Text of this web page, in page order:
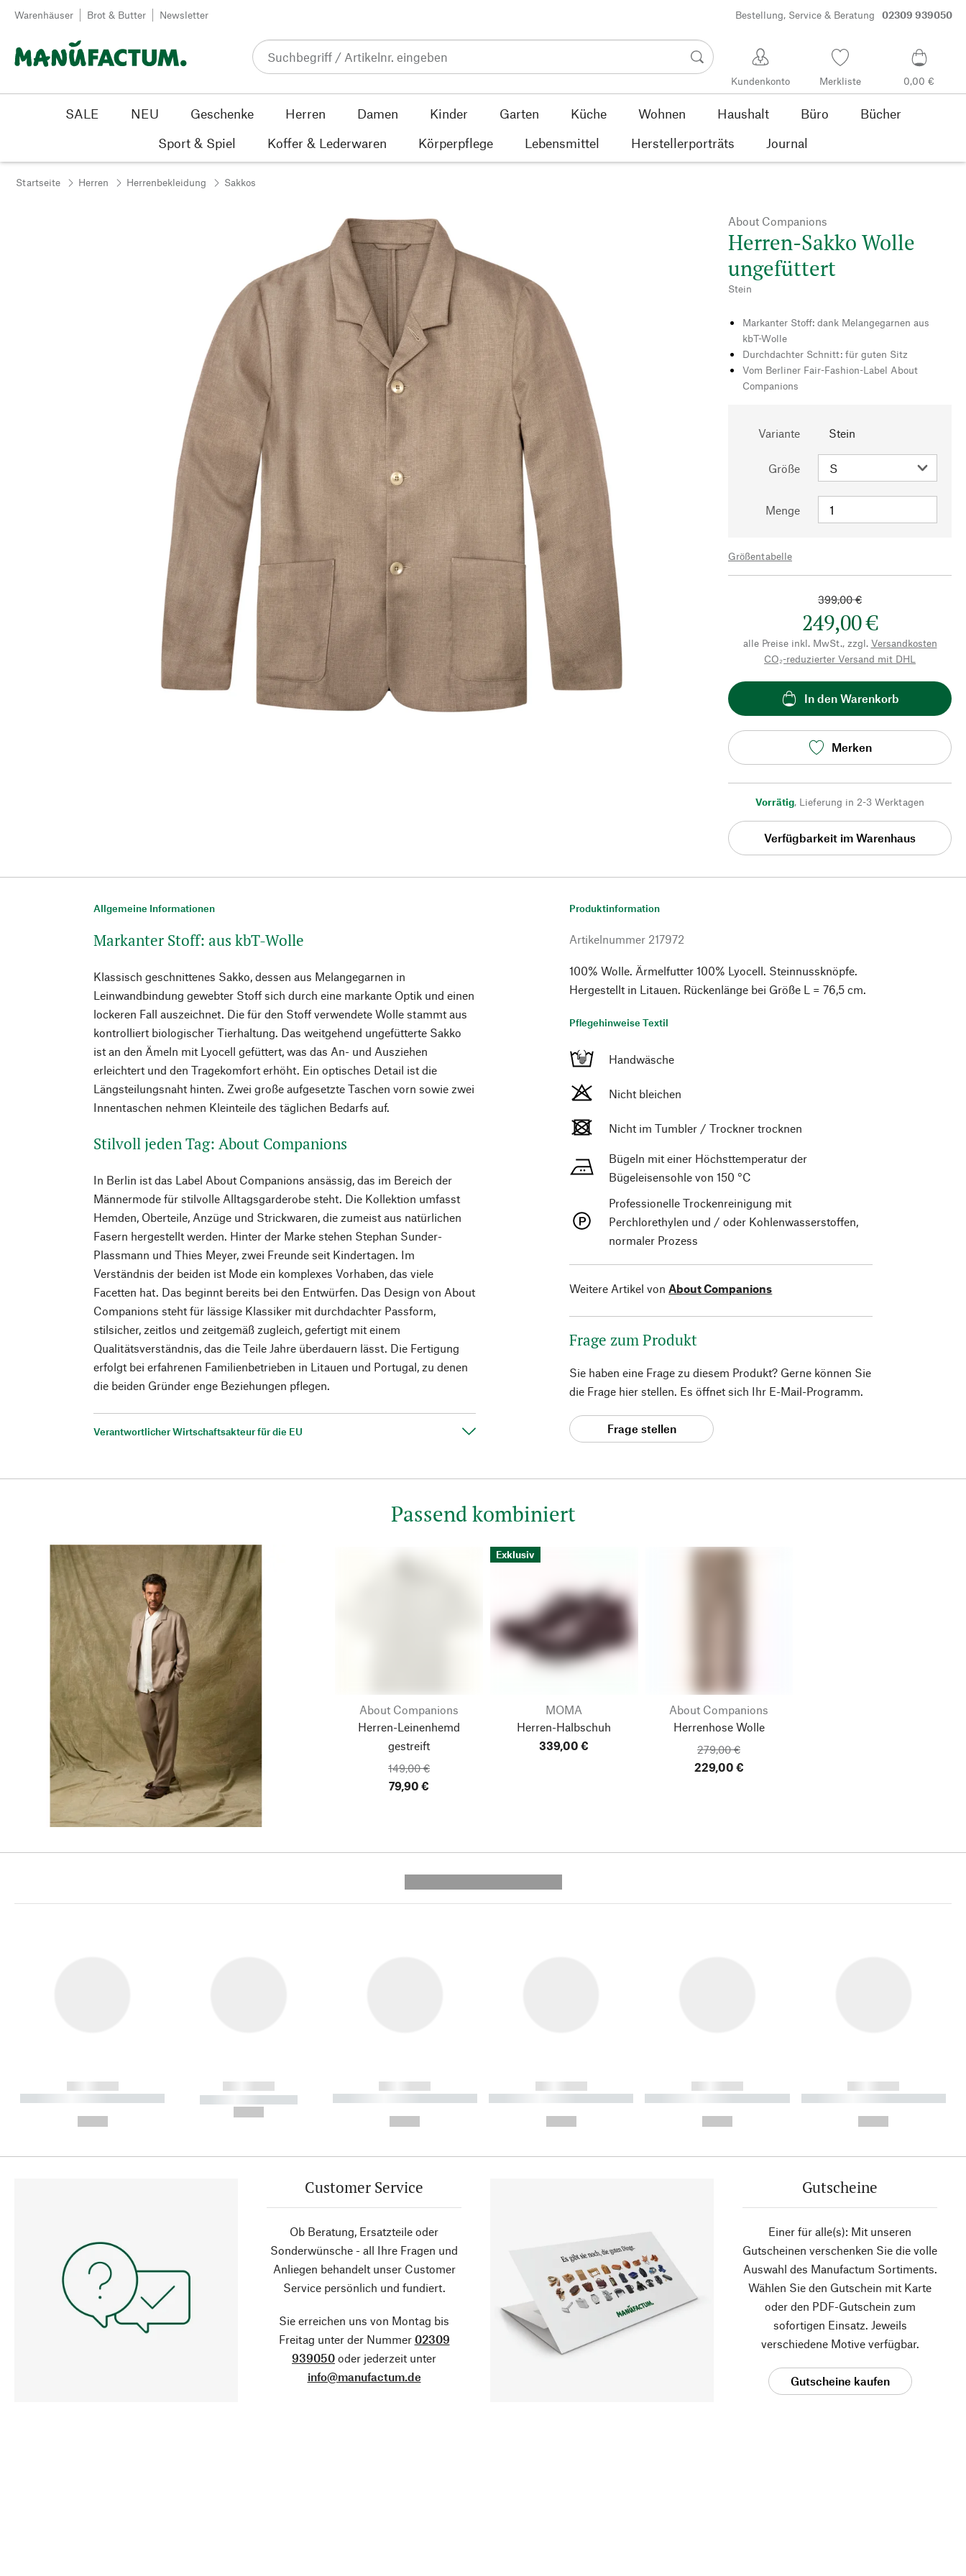
Zum Inhalt springen
Warenhäuser Brot & Butter Newsletter Bestellung, Service & Beratung 02309 939050
Kundenkonto Merkliste 0,00 €
SALE NEU Geschenke Herren Damen Kinder Garten Küche Wohnen Haushalt Büro
Bücher
Sport & Spiel
Koffer & Lederwaren Körperpflege Lebensmittel Herstellerporträts Journal
Startseite Herren Herrenbekleidung Sakkos
About Companions
Herren-Sakko Wolle
ungefüttert
Stein
Markanter Stoff: dank Melangegarnen aus
kbT-Wolle
Durchdachter Schnitt: für guten Sitz
Vom Berliner Fair-Fashion-Label About
Companions
Variante Stein
Größe
Menge
Größentabelle
399,00 €
249,00 €
alle Preise inkl. MwSt., zzgl. Versandkosten
CO₂-reduzierter Versand mit DHL
In den Warenkorb
Merken
Vorrätig, Lieferung in 2-3 Werktagen
Verfügbarkeit im Warenhaus
Allgemeine Informationen
Markanter Stoff: aus kbT-Wolle
Klassisch geschnittenes Sakko, dessen aus Melangegarnen in
Leinwandbindung gewebter Stoff sich durch eine markante Optik und einen
lockeren Fall auszeichnet. Die für den Stoff verwendete Wolle stammt aus
kontrolliert biologischer Tierhaltung. Das weitgehend ungefütterte Sakko
ist an den Ämeln mit Lyocell gefüttert, was das An- und Ausziehen
erleichtert und den Tragekomfort erhöht. Ein optisches Detail ist die
Längsteilungsnaht hinten. Zwei große aufgesetzte Taschen vorn sowie zwei
Innentaschen nehmen Kleinteile des täglichen Bedarfs auf.
Stilvoll jeden Tag: About Companions
In Berlin ist das Label About Companions ansässig, das im Bereich der
Männermode für stilvolle Alltagsgarderobe steht. Die Kollektion umfasst
Hemden, Oberteile, Anzüge und Strickwaren, die zumeist aus natürlichen
Fasern hergestellt werden. Hinter der Marke stehen Stephan Sunder-
Plassmann und Thies Meyer, zwei Freunde seit Kindertagen. Im
Verständnis der beiden ist Mode ein komplexes Vorhaben, das viele
Facetten hat. Das beginnt bereits bei den Entwürfen. Das Design von About
Companions steht für lässige Klassiker mit durchdachter Passform,
stilsicher, zeitlos und zeitgemäß zugleich, gefertigt mit einem
Qualitätsverständnis, das die Teile Jahre überdauern lässt. Die Fertigung
erfolgt bei erfahrenen Familienbetrieben in Litauen und Portugal, zu denen
die beiden Gründer enge Beziehungen pflegen.
Verantwortlicher Wirtschaftsakteur für die EU
Produktinformation
Artikelnummer 217972
100% Wolle. Ärmelfutter 100% Lyocell. Steinnussknöpfe.
Hergestellt in Litauen. Rückenlänge bei Größe L = 76,5 cm.
Pflegehinweise Textil
Handwäsche
Nicht bleichen
Nicht im Tumbler / Trockner trocknen
Bügeln mit einer Höchsttemperatur der
Bügeleisensohle von 150 °C
Professionelle Trockenreinigung mit
Perchlorethylen und / oder Kohlenwasserstoffen,
normaler Prozess
Weitere Artikel von About Companions
Frage zum Produkt
Sie haben eine Frage zu diesem Produkt? Gerne können Sie
die Frage hier stellen. Es öffnet sich Ihr E-Mail-Programm.
Frage stellen
Passend kombiniert
About Companions
Herren-Leinenhemd
gestreift
149,00 €
79,90 €
Exklusiv
MOMA
Herren-Halbschuh
339,00 €
About Companions
Herrenhose Wolle
279,00 €
229,00 €
------------
----------- ----------- ----------
------------
----------- -----------
------------
----------- ----------- ----------
------------
----------- ----------- ----------
------------
----------- ----------- ----------
------------
----------- ----------- ----------
Customer Service
Ob Beratung, Ersatzteile oder
Sonderwünsche - all Ihre Fragen und
Anliegen behandelt unser Customer
Service persönlich und fundiert.
Sie erreichen uns von Montag bis
Freitag unter der Nummer 02309
939050 oder jederzeit unter
info@manufactum.de
Gutscheine
Einer für alle(s): Mit unseren
Gutscheinen verschenken Sie die volle
Auswahl des Manufactum Sortiments.
Wählen Sie den Gutschein mit Karte
oder den PDF-Gutschein zum
sofortigen Einsatz. Jeweils
verschiedene Motive verfügbar.
Gutscheine kaufen